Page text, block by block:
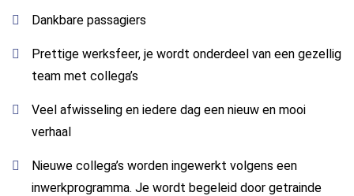
Dankbare passagiers
Prettige werksfeer, je wordt onderdeel van een gezellig
team met collega’s
Veel afwisseling en iedere dag een nieuw en mooi
verhaal
Nieuwe collega’s worden ingewerkt volgens een
inwerkprogramma. Je wordt begeleid door getrainde